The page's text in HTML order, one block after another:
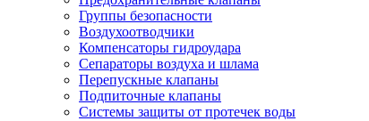
Группы безопасности
Воздухоотводчики
Компенсаторы гидроудара
Сепараторы воздуха и шлама
Перепускные клапаны
Подпиточные клапаны
Системы защиты от протечек воды